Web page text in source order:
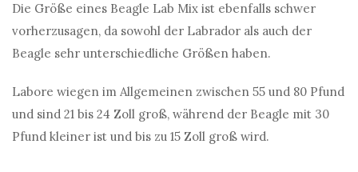
Die Größe eines Beagle Lab Mix ist ebenfalls schwer
vorherzusagen, da sowohl der Labrador als auch der
Beagle sehr unterschiedliche Größen haben.
Labore wiegen im Allgemeinen zwischen 55 und 80 Pfund
und sind 21 bis 24 Zoll groß, während der Beagle mit 30
Pfund kleiner ist und bis zu 15 Zoll groß wird.